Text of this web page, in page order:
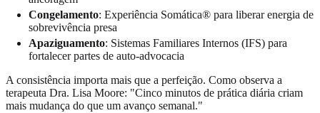
Congelamento: Experiência Somática® para liberar energia de
sobrevivência presa
Apaziguamento: Sistemas Familiares Internos (IFS) para
fortalecer partes de auto-advocacia
A consistência importa mais que a perfeição. Como observa a
terapeuta Dra. Lisa Moore: "Cinco minutos de prática diária criam
mais mudança do que um avanço semanal."